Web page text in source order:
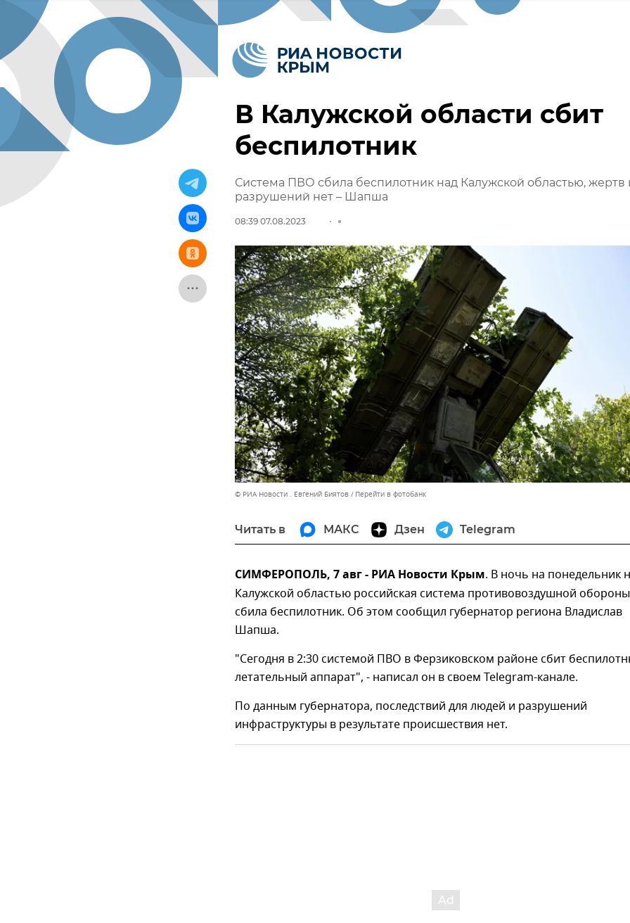
В Калужской области сбит
беспилотник
Система ПВО сбила беспилотник над Калужской областью, жертв
разрушений нет – Шапша
08:39 07.08.2023
© РИА Новости . Евгений Биятов Перейти в фотобанк
Читать в МАКС Дзен Telegram
СИМФЕРОПОЛЬ, 7 авг - РИА Новости Крым. В ночь на понедельник
Калужской областью российская система противовоздушной обороны
сбила беспилотник. Об этом сообщил губернатор региона Владислав
Шапша.
"Сегодня в 2:30 системой ПВО в Ферзиковском районе сбит
летательный аппарат", - написал он в своем Telegram-канале.
По данным губернатора, последствий для людей и разрушений
инфраструктуры в результате происшествия нет.